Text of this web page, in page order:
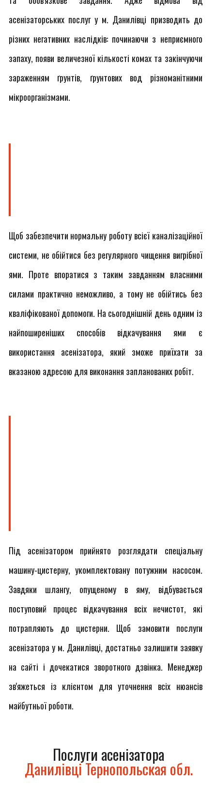
асенізаторських послуг у м. Данилівці призводить до
різних негативних наслідків: починаючи з неприємного
запаху, появи величезної кількості комах та закінчуючи
зараженням ґрунтів, ґрунтових вод різноманітними
мікроорганізмами.
Щоб забезпечити нормальну роботу всієї каналізаційної
системи, не обійтися без регулярного чищення вигрібної
ями. Проте впоратися з таким завданням власними
силами практично неможливо, а тому не обійтись без
кваліфікованої допомоги. На сьогоднішній день одним із
найпоширеніших способів відкачування ями є
використання асенізатора, який зможе приїхати за
вказаною адресою для виконання запланованих робіт.
Під асенізатором прийнято розглядати спеціальну
машину-цистерну, укомплектовану потужним насосом.
Завдяки шлангу, опущеному в яму, відбувається
поступовий процес відкачування всіх нечистот, які
потрапляють до цистерни. Щоб замовити послуги
асенізатора у м. Данилівці, достатньо залишити заявку
на сайті і дочекатися зворотного дзвінка. Менеджер
зв'яжеться із клієнтом для уточнення всіх нюансів
майбутньої роботи.
Послуги асенізатора
Данилівці Тернопольская обл.